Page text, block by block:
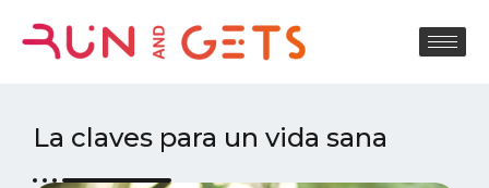
La claves para un vida sana